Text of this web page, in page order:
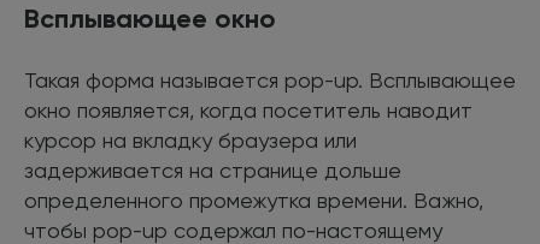
Всплывающее окно
Такая форма называется pop-up. Всплывающее
окно появляется, когда посетитель наводит
курсор на вкладку браузера или
задерживается на странице дольше
определенного промежутка времени. Важно,
чтобы pop-up содержал по-настоящему